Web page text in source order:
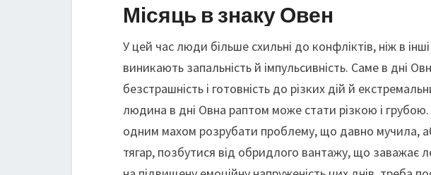
Місяць в знаку Овен
У цей час люди більше схильні до конфліктів, ніж в
виникають запальність й імпульсивність. Саме в дні
безстрашність і готовність до різких дій й
людина в дні Овна раптом може стати різкою і
одним махом розрубати проблему, що давно мучила,
тягар, позбутися від обридлого вантажу, що заважає